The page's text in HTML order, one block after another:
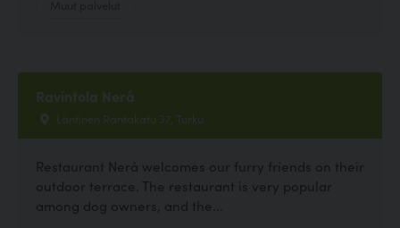
Ravintola Nerå
Läntinen Rantakatu 37, Turku
Restaurant Nerå welcomes our furry friends on their
outdoor terrace. The restaurant is very popular
among dog owners, and the...